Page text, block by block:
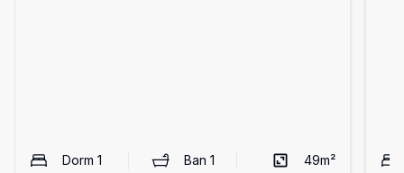
Dorm 1 Ban 1 49m²